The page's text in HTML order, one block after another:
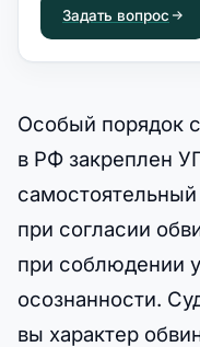
Задать вопрос
Особый порядок
в РФ закреплен
при согласии
при соблюдении
осознанности.
вы характер